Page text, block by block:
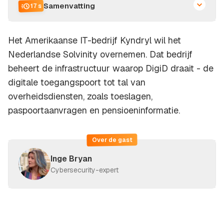
17 s Samenvatting
Het Amerikaanse IT-bedrijf Kyndryl wil het
Nederlandse Solvinity overnemen. Dat bedrijf
beheert de infrastructuur waarop DigiD draait - de
digitale toegangspoort tot tal van
overheidsdiensten, zoals toeslagen,
paspoortaanvragen en pensioeninformatie.
Over de gast
Inge Bryan
Cybersecurity-expert